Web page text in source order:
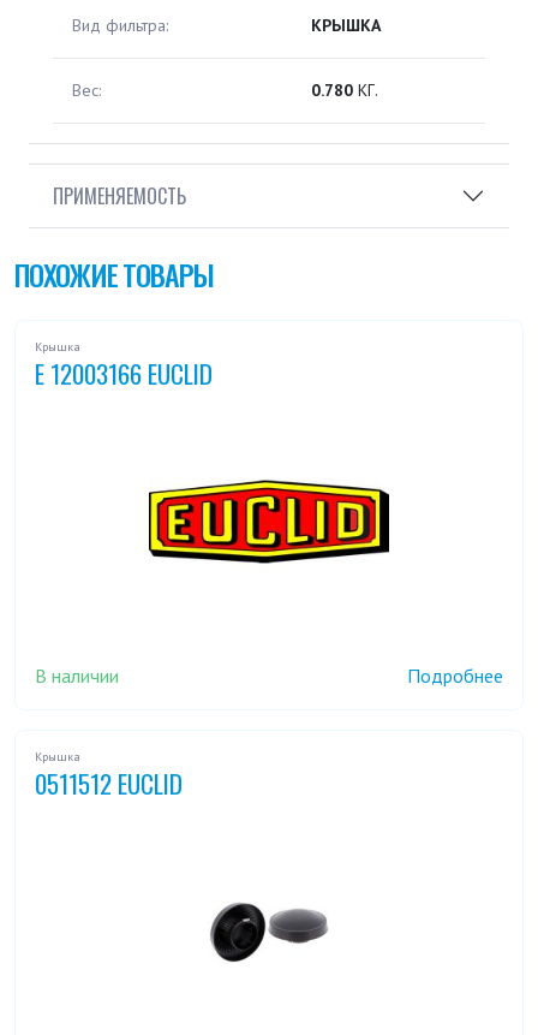
Вид фильтра: КРЫШКА
Вес: 0.780 КГ.
ПРИМЕНЯЕМОСТЬ
ПОХОЖИЕ ТОВАРЫ
Крышка
E 12003166 EUCLID
В наличии Подробнее
Крышка
0511512 EUCLID